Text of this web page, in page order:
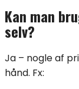
Kan man
selv?
Ja – nogle af
hånd. Fx: